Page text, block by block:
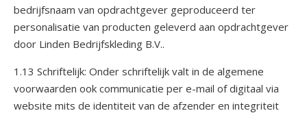
bedrijfsnaam van opdrachtgever geproduceerd ter
personalisatie van producten geleverd aan opdrachtgever
door Linden Bedrijfskleding B.V..
1.13 Schriftelijk: Onder schriftelijk valt in de algemene
voorwaarden ook communicatie per e-mail of digitaal via
website mits de identiteit van de afzender en integriteit